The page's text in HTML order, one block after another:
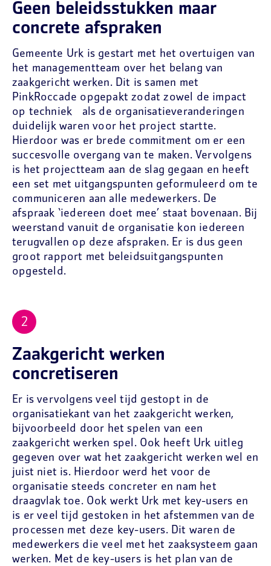
Geen beleidsstukken maar
concrete afspraken
Gemeente Urk is gestart met het overtuigen van
het managementteam over het belang van
zaakgericht werken. Dit is samen met
PinkRoccade opgepakt zodat zowel de impact
op techniek als de organisatieveranderingen
duidelijk waren voor het project startte.
Hierdoor was er brede commitment om er een
succesvolle overgang van te maken. Vervolgens
is het projectteam aan de slag gegaan en heeft
een set met uitgangspunten geformuleerd om te
communiceren aan alle medewerkers. De
afspraak ‘iedereen doet mee’ staat bovenaan. Bij
weerstand vanuit de organisatie kon iedereen
terugvallen op deze afspraken. Er is dus geen
groot rapport met beleidsuitgangspunten
opgesteld.
Zaakgericht werken
concretiseren
Er is vervolgens veel tijd gestopt in de
organisatiekant van het zaakgericht werken,
bijvoorbeeld door het spelen van een
zaakgericht werken spel. Ook heeft Urk uitleg
gegeven over wat het zaakgericht werken wel en
juist niet is. Hierdoor werd het voor de
organisatie steeds concreter en nam het
draagvlak toe. Ook werkt Urk met key-users en
is er veel tijd gestoken in het afstemmen van de
processen met deze key-users. Dit waren de
medewerkers die veel met het zaaksysteem gaan
werken. Met de key-users is het plan van de